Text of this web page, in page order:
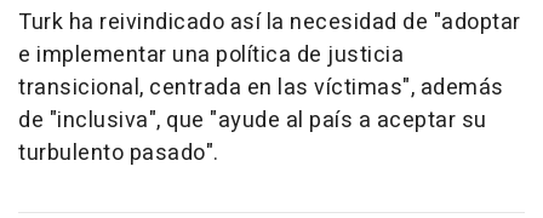
Turk ha reivindicado así la necesidad de "adoptar
e implementar una política de justicia
transicional, centrada en las víctimas", además
de "inclusiva", que "ayude al país a aceptar su
turbulento pasado".